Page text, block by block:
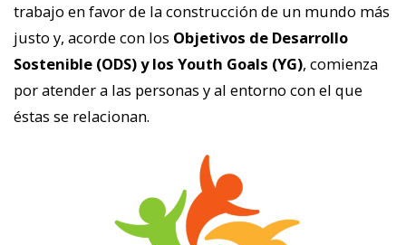
trabajo en favor de la construcción de un mundo más
justo y, acorde con los Objetivos de Desarrollo
Sostenible (ODS) y los Youth Goals (YG), comienza
por atender a las personas y al entorno con el que
éstas se relacionan.